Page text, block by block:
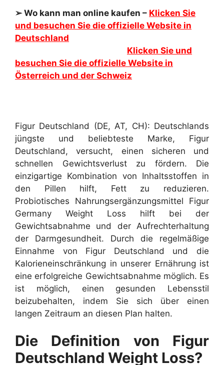
➢ Wo kann man online kaufen – Klicken Sie
und besuchen Sie die offizielle Website in
Deutschland
Klicken Sie und
besuchen Sie die offizielle Website in
Österreich und der Schweiz
Figur Deutschland (DE, AT, CH): Deutschlands
jüngste und beliebteste Marke, Figur
Deutschland, versucht, einen sicheren und
schnellen Gewichtsverlust zu fördern. Die
einzigartige Kombination von Inhaltsstoffen in
den Pillen hilft, Fett zu reduzieren.
Probiotisches Nahrungsergänzungsmittel Figur
Germany Weight Loss hilft bei der
Gewichtsabnahme und der Aufrechterhaltung
der Darmgesundheit. Durch die regelmäßige
Einnahme von Figur Deutschland und die
Kalorieneinschränkung in unserer Ernährung ist
eine erfolgreiche Gewichtsabnahme möglich. Es
ist möglich, einen gesunden Lebensstil
beizubehalten, indem Sie sich über einen
langen Zeitraum an diesen Plan halten.
Die Definition von Figur
Deutschland Weight Loss?